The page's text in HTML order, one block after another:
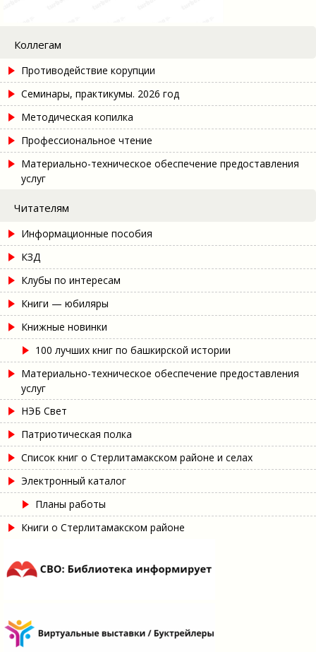
Коллегам
Противодействие корупции
Семинары, практикумы. 2026 год
Методическая копилка
Профессиональное чтение
Материально-техническое обеспечение предоставления
услуг
Читателям
Информационные пособия
КЗД
Клубы по интересам
Книги — юбиляры
Книжные новинки
100 лучших книг по башкирской истории
Материально-техническое обеспечение предоставления
услуг
НЭБ Свет
Патриотическая полка
Список книг о Стерлитамакском районе и селах
Электронный каталог
Планы работы
Книги о Стерлитамакском районе